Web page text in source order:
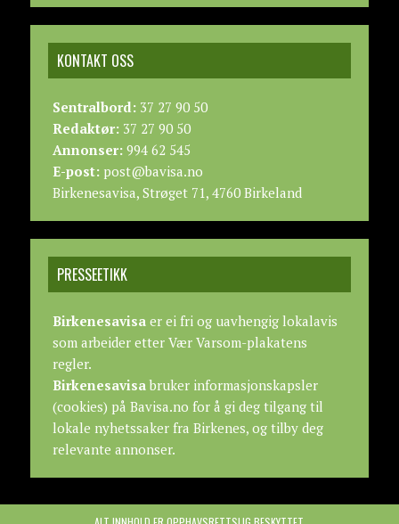
KONTAKT OSS
Sentralbord:37 27 90 50
Redaktør:37 27 90 50
Annonser:994 62 545
E-post:post@bavisa.no
Birkenesavisa, Strøget 71, 4760 Birkeland
PRESSEETIKK
Birkenesavisaer ei fri og uavhengig lokalavis
som arbeider etter Vær Varsom-plakatens
regler.
Birkenesavisabruker informasjonskapsler
(cookies) på Bavisa.no for å gi deg tilgang til
lokale nyhetssaker fra Birkenes, og tilby deg
relevante annonser.